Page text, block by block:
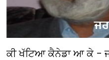
ਕੀ ਖੱਟਿਆ ਕੈਨੇਡਾ ਆ ਕੇ –